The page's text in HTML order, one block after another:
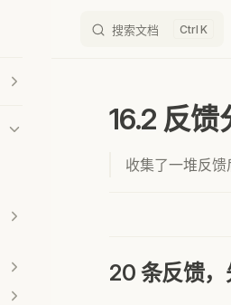
搜索文档 K
16.2 反
收集了一堆反馈
20 条反馈，